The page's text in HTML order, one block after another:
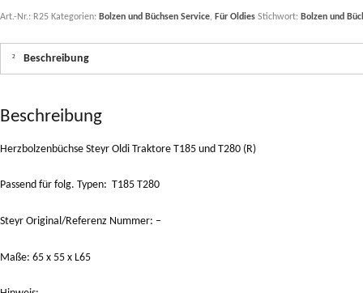
Art.-Nr.: R25 Kategorien: Bolzen und Büchsen Service, Für Oldies Stichwort: Bolzen und
Beschreibung
Beschreibung
Herzbolzenbüchse Steyr Oldi Traktore T185 und T280 (R)
Passend für folg. Typen: T185 T280
Steyr Original/Referenz Nummer: –
Maße: 65 x 55 x L65